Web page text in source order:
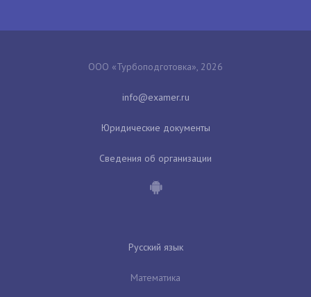
ООО «Турбоподготовка», 2026
Юридические документы
Сведения об организации
Русский язык
Математика